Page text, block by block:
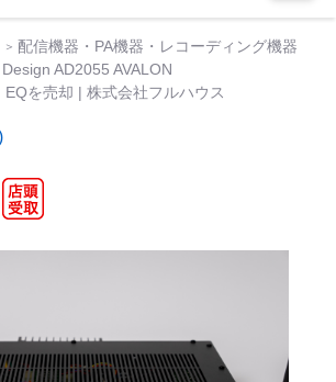
配信機器・PA機器・レコーディング機器
AD2055 AVALON
を売却 | 株式会社フルハウス